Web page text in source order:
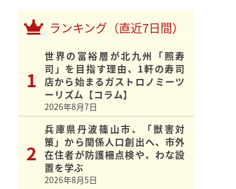
ランキング（直近7日間）
世界の富裕層が北九州「照寿
司」を目指す理由、1軒の寿司
店から始まるガストロノミーツ
ーリズム【コラム】
2026年8月7日
兵庫県丹波篠山市、「獣害対
策」から関係人口創出へ、市外
在住者が防護柵点検や、わな設
置を学ぶ
2026年8月5日